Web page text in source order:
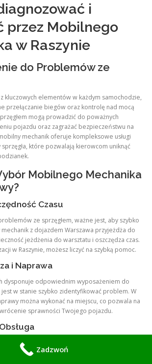
i
przez Mobilnego
w Raszynie
do Problemów ze
kluczowych elementów w każdym samochodzie,
przełączanie biegów oraz kontrolę nad mocą
mogą prowadzić do poważnych
pojazdu oraz zagrażać bezpieczeństwu na
mechanik oferuje kompleksowe usługi
które pozwalają kierowcom uniknąć
Mobilnego Mechanika
Czasu
ze sprzęgłem, ważne jest, aby szybko
z dojazdem Warszawa przyjeżdża do
jeżdżenia do warsztatu i oszczędza czas.
w Raszynie, możesz liczyć na szybką pomoc.
i Naprawa
dysponuje odpowiednim wyposażeniem do
jest w stanie szybko zidentyfikować problem. W
można wykonać na miejscu, co pozwala na
sprawności Twojego pojazdu.
mechanika, otrzymujesz dostęp do
którzy posiadają doświadczenie w
Zadzwoń